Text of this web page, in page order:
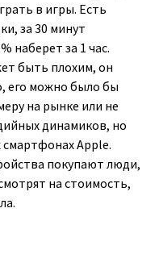
в игры. Есть
за 30 минут
наберет за 1 час.
быть плохим, он
его можно было бы
на рынке или не
динамиков, но
смартфонах Apple.
покупают люди,
на стоимость,